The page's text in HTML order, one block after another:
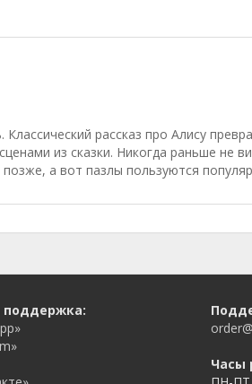
рассказ про Алису
из сказки. Никогда раньше не
а вот пазлы пользуются
поддержка:
Часы